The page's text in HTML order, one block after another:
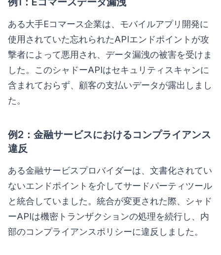
ある大手Eコマース企業は、モバイルアプリ開発に
使用されていた忘れられたAPIエンドポイントが攻
撃者によって悪用され、データ漏洩の被害を受けま
した。このシャドーAPIはセキュリティスキャンに
含まれておらず、顧客の支払いデータが露出しまし
た。
例2：金融サービスにおけるコンプライアンス
違反
ある金融サービスプロバイダーは、文書化されてい
ないエンドポイントを介してサードパーティツール
と統合していました。統合が変更された際、シャド
ーAPIは機密トランザクションの処理を続行し、内
部のコンプライアンスポリシーに違反しました。